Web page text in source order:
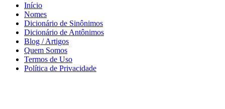
Início
Nomes
Dicionário de Sinônimos
Dicionário de Antônimos
Blog / Artigos
Quem Somos
Termos de Uso
Política de Privacidade